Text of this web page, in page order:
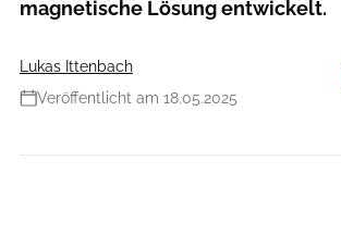
magnetische Lösung entwickelt.
Lukas Ittenbach
Veröffentlicht am 18.05.2025
Foto: